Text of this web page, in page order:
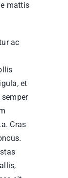
mattis
ac
et
Cras